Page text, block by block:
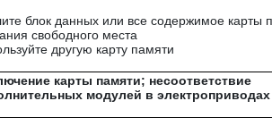
блок данных или все содержимое карты
свободного места
другую карту памяти
карты памяти; несоответствие
модулей в электроприводах